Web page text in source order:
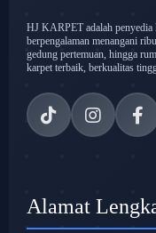
HJ KARPET adalah penyedia
berpengalaman menangani
gedung pertemuan, hingga
karpet terbaik, berkualitas
Alamat